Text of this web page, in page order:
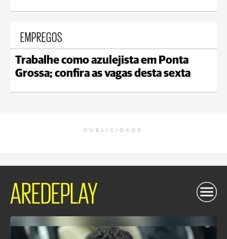
EMPREGOS
Trabalhe como azulejista em Ponta
Grossa; confira as vagas desta sexta
PUBLICIDADE
AREDEPLAY